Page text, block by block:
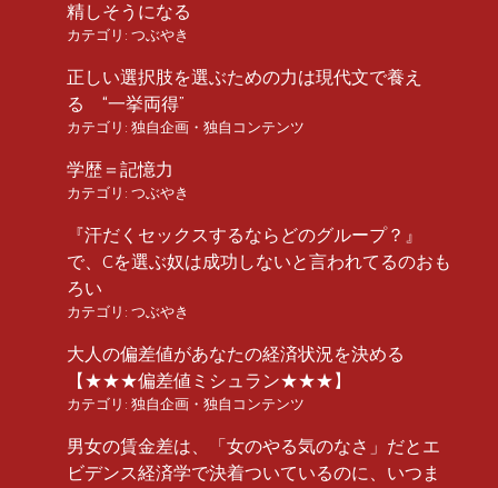
精しそうになる
カテゴリ: つぶやき
正しい選択肢を選ぶための力は現代文で養え
る “一挙両得”
カテゴリ: 独自企画・独自コンテンツ
学歴＝記憶力
カテゴリ: つぶやき
『汗だくセックスするならどのグループ？』
で、Cを選ぶ奴は成功しないと言われてるのおも
ろい
カテゴリ: つぶやき
大人の偏差値があなたの経済状況を決める
【★★★偏差値ミシュラン★★★】
カテゴリ: 独自企画・独自コンテンツ
男女の賃金差は、「女のやる気のなさ」だとエ
ビデンス経済学で決着ついているのに、いつま